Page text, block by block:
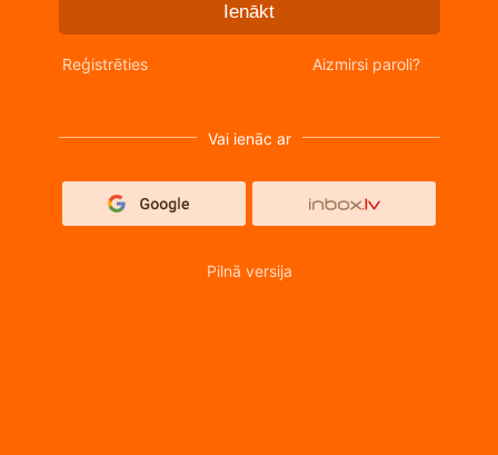
Ienākt
Reģistrēties Aizmirsi paroli?
Vai ienāc ar
Pilnā versija